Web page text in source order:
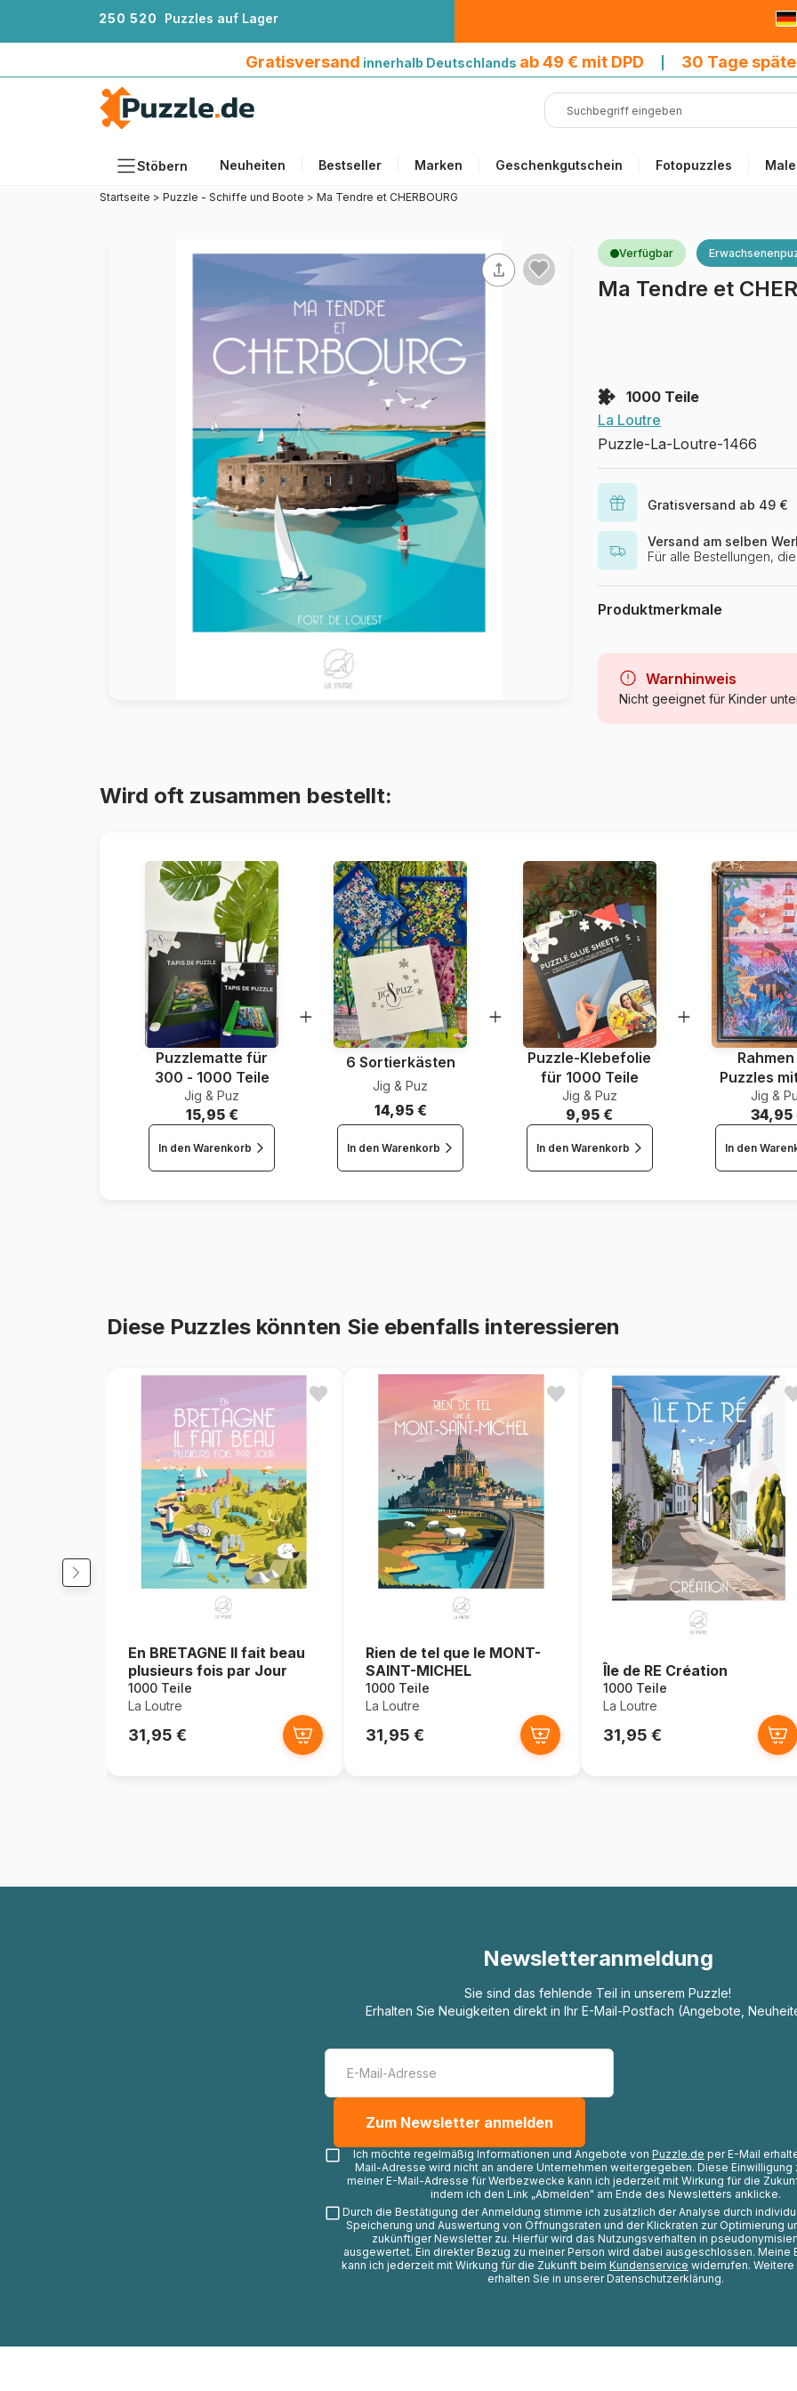
250 520 Puzzles auf Lager
Gratisversand innerhalb Deutschlands ab 49 € mit DPD 30 Tage
Stöbern Neuheiten Bestseller Marken Geschenkgutschein Fotopuzzles
Künstlerinnen und Künstler
Malen nach Zahlen
Startseite > Puzzle - Schiffe und Boote > Ma Tendre et CHERBOURG
Verfügbar
Ma Tendre et
1000 Teile
La Loutre
Puzzle-La-Loutre-1466
Gratisversand ab 49 €
Versand am selben
Für alle Bestellungen,
Produktmerkmale
Kategorie
Alter
Maße
Warnhinweis
Nicht geeignet für Kinder
Wird oft zusammen bestellt:
Puzzlematte für
300 - 1000 Teile
Jig & Puz
15,95 €
In den Warenkorb
6 Sortierkästen
Jig & Puz
14,95 €
In den Warenkorb
Puzzle-Klebefolie
für 1000 Teile
Jig & Puz
9,95 €
In den Warenkorb
Puzzles
Jig &
34,95
In den
Diese Puzzles könnten Sie ebenfalls interessieren
En BRETAGNE Il fait beau
plusieurs fois par Jour
1000 Teile
La Loutre
31,95 €
Rien de tel que le MONT-
SAINT-MICHEL
1000 Teile
La Loutre
31,95 €
Île de RE Création
1000 Teile
La Loutre
31,95 €
Newsletteranmeldung
Sie sind das fehlende Teil in unserem Puzzle!
Erhalten Sie Neuigkeiten direkt in Ihr E-Mail-Postfach (Angebote,
Ich möchte regelmäßig Informationen und Angebote von Puzzle.de per E-Mail
Mail-Adresse wird nicht an andere Unternehmen weitergegeben. Diese Einwilligung
meiner E-Mail-Adresse für Werbezwecke kann ich jederzeit mit Wirkung für die
indem ich den Link „Abmelden" am Ende des Newsletters anklicke.
Durch die Bestätigung der Anmeldung stimme ich zusätzlich der Analyse durch
Speicherung und Auswertung von Öffnungsraten und der Klickraten zur Optimierung
zukünftiger Newsletter zu. Hierfür wird das Nutzungsverhalten in
ausgewertet. Ein direkter Bezug zu meiner Person wird dabei ausgeschlossen. Meine
kann ich jederzeit mit Wirkung für die Zukunft beim Kundenservice widerrufen.
erhalten Sie in unserer Datenschutzerklärung.